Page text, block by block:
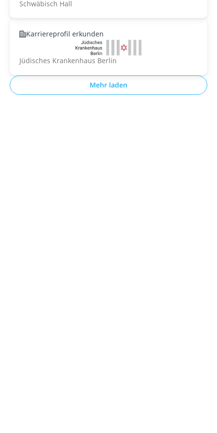
Schwäbisch Hall
Karriereprofil erkunden
Jüdisches Krankenhaus Berlin
Mehr laden